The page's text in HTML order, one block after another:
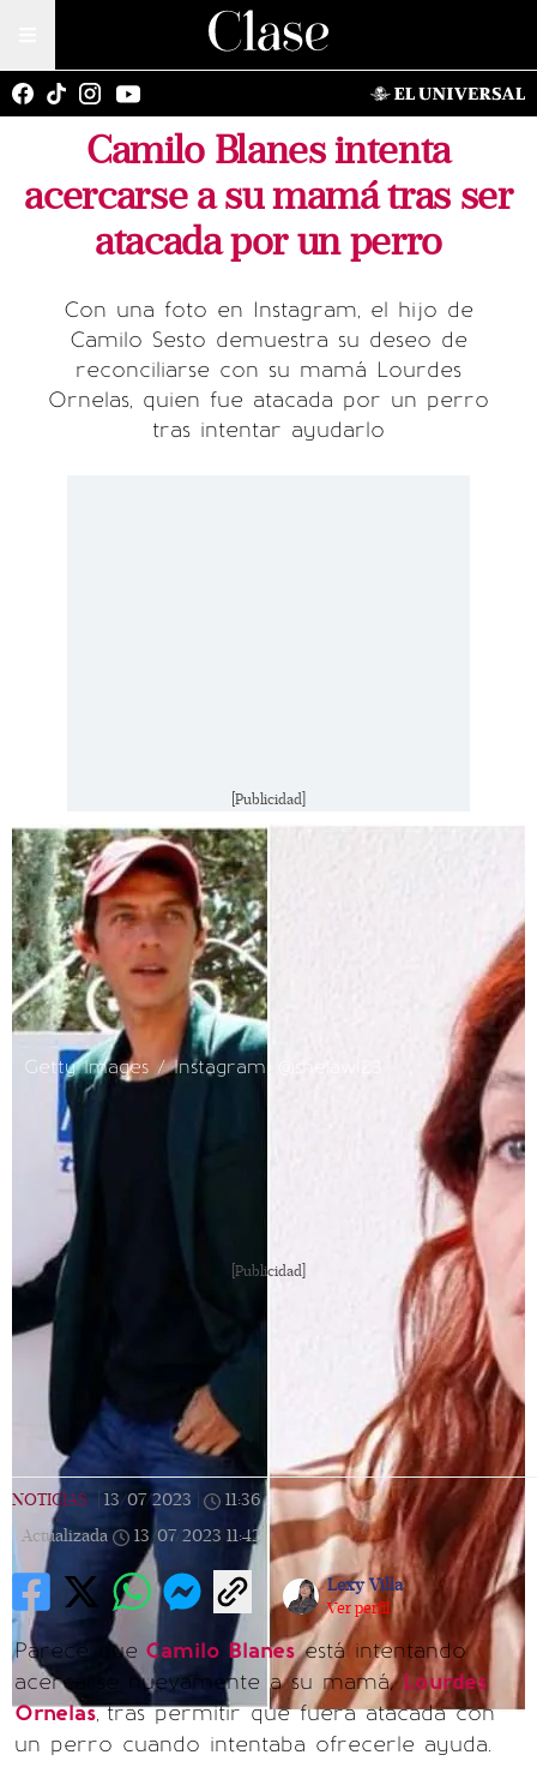
Camilo Blanes intenta
acercarse a su mamá tras ser
atacada por un perro
Con una foto en Instagram, el hijo de
Camilo Sesto demuestra su deseo de
reconciliarse con su mamá Lourdes
Ornelas, quien fue atacada por un perro
tras intentar ayudarlo
[Publicidad]
Getty Images / Instagram: @shelaw123
[Publicidad]
NOTICIAS 13/07/2023 11:36 |
Actualizada
13/07/2023 11:42
Lexy Villa
Ver perfil
Parece que Camilo Blanesestá intentando
acercarse nuevamente a su mamá,Lourdes
Ornelas, tras permitir que fuera atacada con
un perro cuando intentaba ofrecerle ayuda.